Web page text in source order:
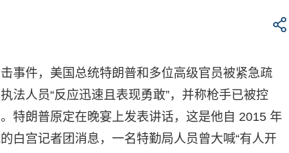
事件，美国总统特朗普和多位高级官员被紧急疏
法人员“反应迅速且表现勇敢”，并称枪手已被控
特朗普原定在晚宴上发表讲话，这是他自 2015 年
白宫记者团消息，一名特勤局人员曾大喊“有人开